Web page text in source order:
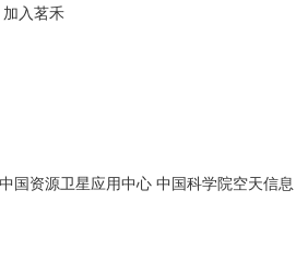
加入茗禾
中国资源卫星应用中心 中国科学院空天信息